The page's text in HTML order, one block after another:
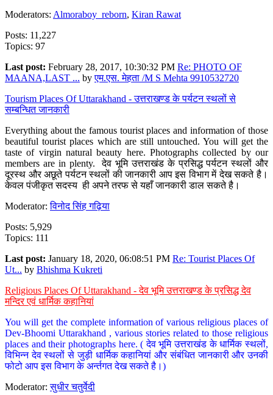
Moderators: Almoraboy_reborn, Kiran Rawat
Posts: 11,227
Topics: 97
Last post: February 28, 2017, 10:30:32 PM Re: PHOTO OF
MAANA,LAST ... byएम.एस. मेहता /M S Mehta 9910532720
Tourism Places Of Uttarakhand - उत्तराखण्ड के पर्यटन स्थलों से
सम्बन्धित जानकारी
Everything about the famous tourist places and information of those
beautiful tourist places which are still untouched. You will get the
taste of virgin natural beauty here. Photographs collected by our
members are in plenty. देव भूमि उत्तराखंड के प्रसिद्ध पर्यटन स्थलों और
दूरस्थ और अछूते पर्यटन स्थलों की जानकारी आप इस विभाग में देख सकते है।
केवल पंजीकृत सदस्य ही अपने तरफ से यहाँ जानकारी डाल सकते है।
Moderator:विनोद सिंह गढ़िया
Posts: 5,929
Topics: 111
Last post: January 18, 2020, 06:08:51 PM Re: Tourist Places Of
Ut... by Bhishma Kukreti
Religious Places Of Uttarakhand - देव भूमि उत्तराखण्ड के प्रसिद्ध देव
मन्दिर एवं धार्मिक कहानियां
You will get the complete information of various religious places of
Dev-Bhoomi Uttarakhand , various stories related to those religious
places and their photographs here. ( देव भूमि उत्तराखंड के धार्मिक स्थलों,
विभिन्न देव स्थलों से जुड़ी धार्मिक कहानियां और संबंधित जानकारी और उनकी
फोटो आप इस विभाग के अर्न्तगत देख सकते है।)
Moderator:सुधीर चतुर्वेदी